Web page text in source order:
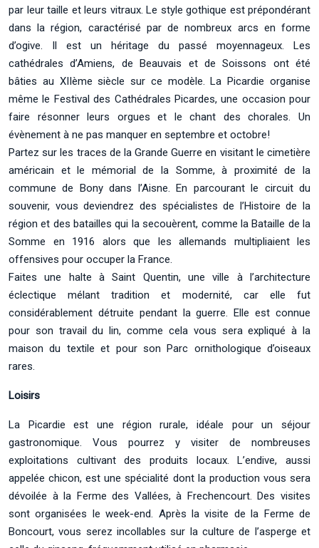
par leur taille et leurs vitraux. Le style gothique est prépondérant
dans la région, caractérisé par de nombreux arcs en forme
d’ogive. Il est un héritage du passé moyennageux. Les
cathédrales d’Amiens, de Beauvais et de Soissons ont été
bâties au XIIème siècle sur ce modèle. La Picardie organise
même le Festival des Cathédrales Picardes, une occasion pour
faire résonner leurs orgues et le chant des chorales. Un
évènement à ne pas manquer en septembre et octobre!
Partez sur les traces de la Grande Guerre en visitant le cimetière
américain et le mémorial de la Somme, à proximité de la
commune de Bony dans l’Aisne. En parcourant le circuit du
souvenir, vous deviendrez des spécialistes de l’Histoire de la
région et des batailles qui la secouèrent, comme la Bataille de la
Somme en 1916 alors que les allemands multipliaient les
offensives pour occuper la France.
Faites une halte à Saint Quentin, une ville à l’architecture
éclectique mélant tradition et modernité, car elle fut
considérablement détruite pendant la guerre. Elle est connue
pour son travail du lin, comme cela vous sera expliqué à la
maison du textile et pour son Parc ornithologique d’oiseaux
rares.
Loisirs
La Picardie est une région rurale, idéale pour un séjour
gastronomique. Vous pourrez y visiter de nombreuses
exploitations cultivant des produits locaux. L’endive, aussi
appelée chicon, est une spécialité dont la production vous sera
dévoilée à la Ferme des Vallées, à Frechencourt. Des visites
sont organisées le week-end. Après la visite de la Ferme de
Boncourt, vous serez incollables sur la culture de l’asperge et